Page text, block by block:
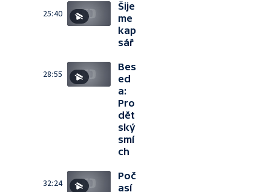
25:40
Šije
me
kap
sář
28:55
Bes
ed
a:
Pro
dět
ský
smí
ch
32:24
Poč
así